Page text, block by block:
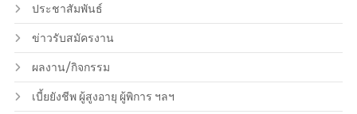
ประชาสัมพันธ์
ข่าวรับสมัครงาน
ผลงาน/กิจกรรม
เบี้ยยังชีพ ผู้สูงอายุ ผู้พิการ ฯลฯ